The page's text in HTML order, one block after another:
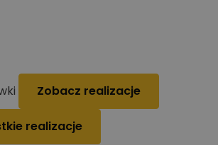
Zobacz realizacje
realizacje